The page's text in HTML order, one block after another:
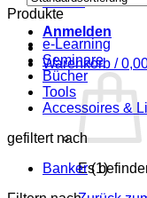
Anmelden
Warenkorb /
Es
Produkte
e-Learning
Seminare
Bücher
Tools
Accessoires &
gefiltert nach
Banker (1)